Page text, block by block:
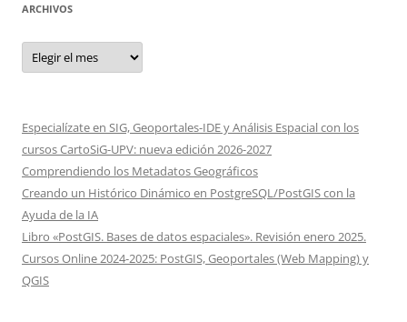
ARCHIVOS
Archivos
Especialízate en SIG, Geoportales-IDE y Análisis Espacial con los
cursos CartoSiG-UPV: nueva edición 2026-2027
Comprendiendo los Metadatos Geográficos
Creando un Histórico Dinámico en PostgreSQL/PostGIS con la
Ayuda de la IA
Libro «PostGIS. Bases de datos espaciales». Revisión enero 2025.
Cursos Online 2024-2025: PostGIS, Geoportales (Web Mapping) y
QGIS